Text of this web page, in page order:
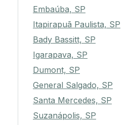
Embaúba, SP
Itapirapuã Paulista, SP
Bady Bassitt, SP
Igarapava, SP
Dumont, SP
General Salgado, SP
Santa Mercedes, SP
Suzanápolis, SP